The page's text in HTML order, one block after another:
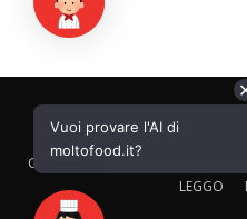
CALTAGIRONE EDITORE
CORRIERE ADRIATICO
IL
LEGGO
Vuoi provare l'AI di
moltofood.it?